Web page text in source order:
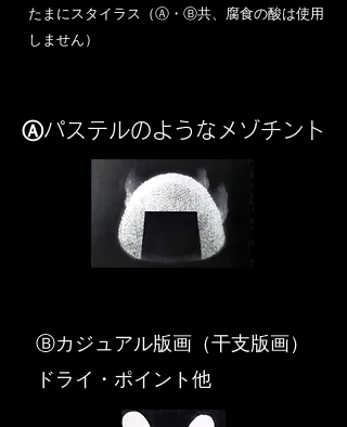
​たまにスタイラス（Ⓐ・Ⓑ共、腐食の酸は使用
しません）
Ⓐパステルのようなメゾチント
​Ⓑカジュアル版画（干支版画）
ドライ・ポイント他